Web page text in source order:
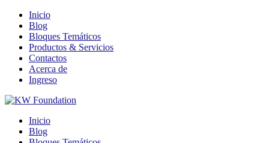
Inicio
Blog
Bloques Temáticos
Productos & Servicios
Contactos
Acerca de
Ingreso
Inicio
Blog